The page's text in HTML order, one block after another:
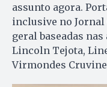
assunto agora.
inclusive no Jornal
geral baseadas
Lincoln Tejota,
Virmondes